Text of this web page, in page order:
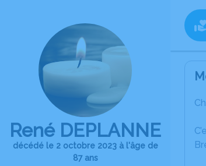
René DEPLANNE
décédé le 2 octobre 2023 à l'âge de
87 ans